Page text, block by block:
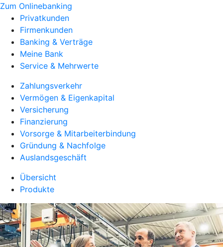
Zum Onlinebanking
Privatkunden
Firmenkunden
Banking & Verträge
Meine Bank
Service & Mehrwerte
Zahlungsverkehr
Vermögen & Eigenkapital
Versicherung
Finanzierung
Vorsorge & Mitarbeiterbindung
Gründung & Nachfolge
Auslandsgeschäft
Übersicht
Produkte